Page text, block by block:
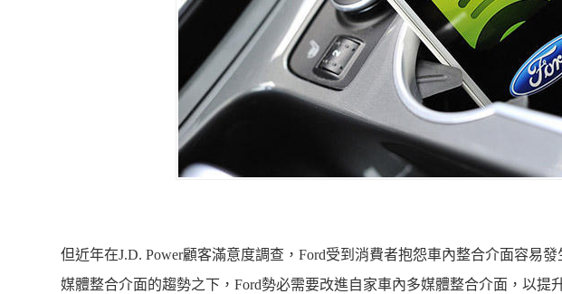
但近年在J.D. Power顧客滿意度調查， Ford受到消費者抱怨車內整合介面容易發
媒體整合介面的趨勢之下， Ford勢必需要改進自家車內多媒體整合介面，以提